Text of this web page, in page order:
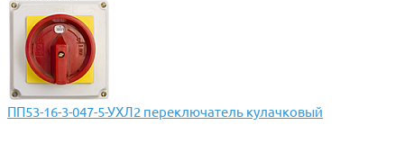
ПП53-16-3-047-5-УХЛ2 переключатель кулачковый